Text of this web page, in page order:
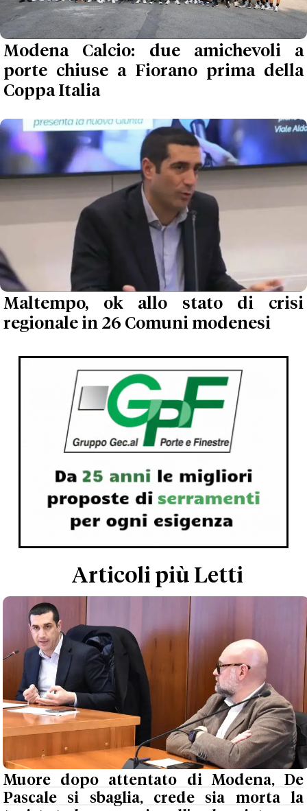
Modena Calcio: due amichevoli a
porte chiuse a Fiorano prima della
Coppa Italia
Maltempo, ok allo stato di crisi
regionale in 26 Comuni modenesi
Articoli più Letti
Muore dopo attentato di Modena, De
Pascale si sbaglia, crede sia morta la